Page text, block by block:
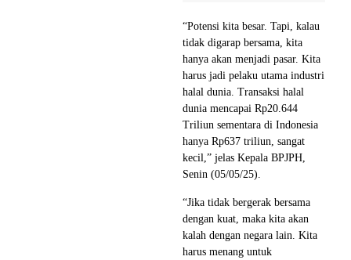
“Potensi kita besar. Tapi, kalau
tidak digarap bersama, kita
hanya akan menjadi pasar. Kita
harus jadi pelaku utama industri
halal dunia. Transaksi halal
dunia mencapai Rp20.644
Triliun sementara di Indonesia
hanya Rp637 triliun, sangat
kecil,” jelas Kepala BPJPH,
Senin (05/05/25).
“Jika tidak bergerak bersama
dengan kuat, maka kita akan
kalah dengan negara lain. Kita
harus menang untuk